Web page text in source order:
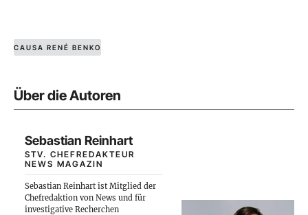
CAUSA RENÉ BENKO
Über die Autoren
Sebastian Reinhart
STV. CHEFREDAKTEUR
NEWS MAGAZIN
Sebastian Reinhart ist Mitglied der
Chefredaktion von News und für
investigative Recherchen